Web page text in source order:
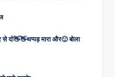
दो👋👋थप्पड़ मारा और🙂 बोला